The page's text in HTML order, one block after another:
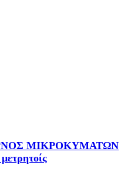
ΜΙΚΡΟΚΥΜΑΤΩΝ